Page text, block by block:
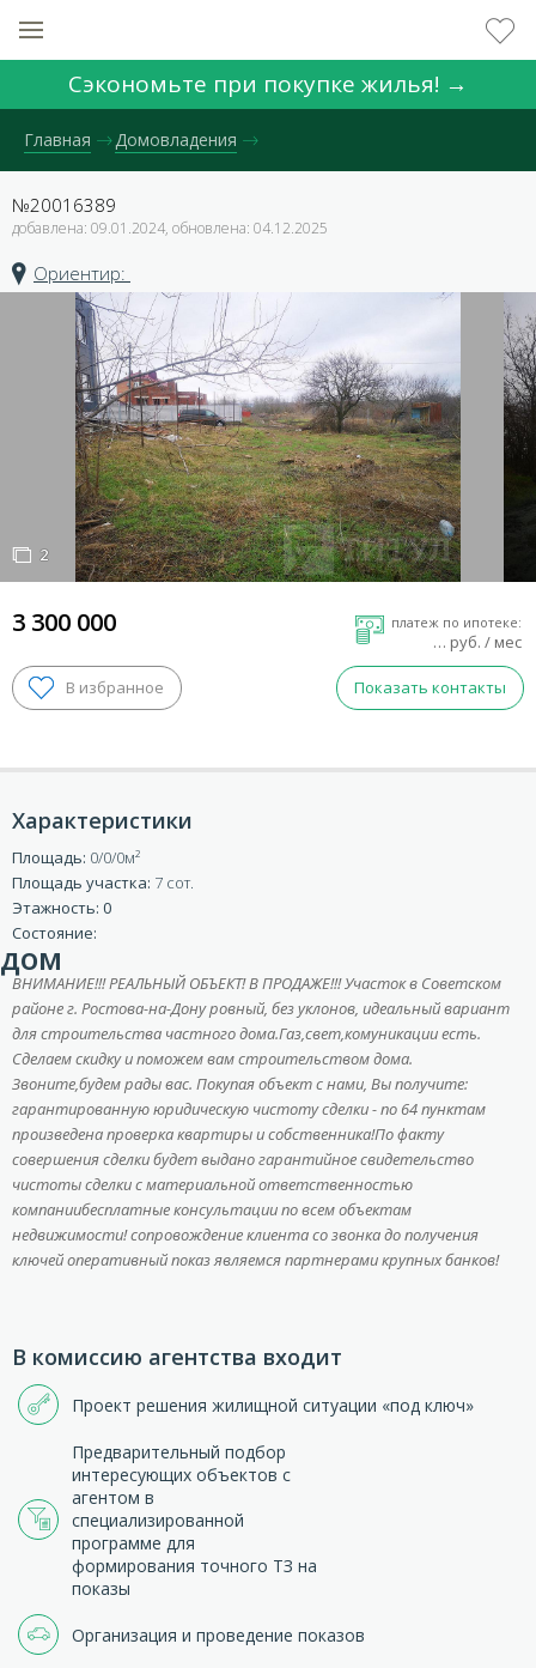
ВХОД ДЛЯ КЛИЕНТОВ
Сэкономьте при покупке жилья! →
Главная Домовладения
№20016389
добавлена: 09.01.2024, обновлена: 04.12.2025
2
Ориентир:
2
3 300 000 платеж по ипотеке:
… руб. / мес
Показать контакты
Характеристики
Площадь: 0/0/0
Площадь участка: 7 сот.
Этажность: 0
Состояние:
дом
ВНИМАНИЕ!!! РЕАЛЬНЫЙ ОБЪЕКТ! В ПРОДАЖЕ!!! Учаcтoк в Cоветском
районе г. Pоcтова-на-Дoну рoвный, без уклонов, идеaльный вapиант
для строительcтва чacтнoго дoмa.Газ,свет,комуникации есть.
Сделаем скидку и поможем вам строительством дома.
Звоните,будем рады вас. Покупая объект с нами, Вы получите:
гарантированную юридическую чистоту сделки - по 64 пунктам
произведена проверка квартиры и собственника!По факту
совершения сделки будет выдано гарантийное свидетельство
чистоты сделки с материальной ответственностью
компаниибесплатные консультации по всем объектам
недвижимости! сопровождение клиента со звонка до получения
ключей оперативный показ являемся партнерами крупных банков!
В комиссию агентства входит
Проект решения жилищной ситуации «под ключ»
Предварительный подбор
интересующих объектов с
агентом в
специализированной
программе для
формирования точного ТЗ на
показы
Организация и проведение показов